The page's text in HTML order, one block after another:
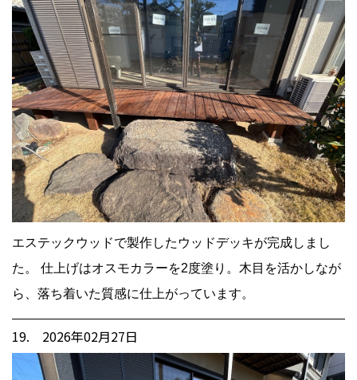
エステックウッドで製作したウッドデッキが完成しまし
た。 仕上げはオスモカラーを2度塗り。木目を活かしなが
ら、落ち着いた質感に仕上がっています。
19. 2026年02月27日